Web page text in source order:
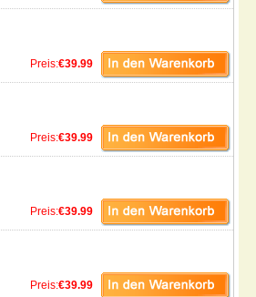
Preis:€39.99
Preis:€39.99
Preis:€39.99
Preis:€39.99